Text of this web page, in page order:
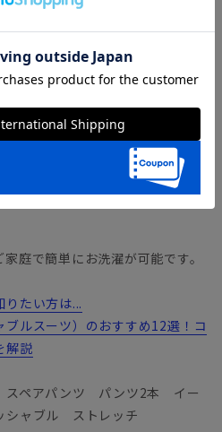
コ）
（陸地、すなわち地球）を意
の水を再利用することで、節水、
出の削減を実現した、自然や地球
あげることで、柔らかな質感が
混紡することでストレッチ性を強
ォッシャブル機能もプラスし、実
に仕上がりました。
庭で簡単にお洗濯が可能です。
りたい方は...
ルスーツ）のおすすめ12選！コ
解説
ペアパンツ パンツ2本 イー
ャブル ストレッチ